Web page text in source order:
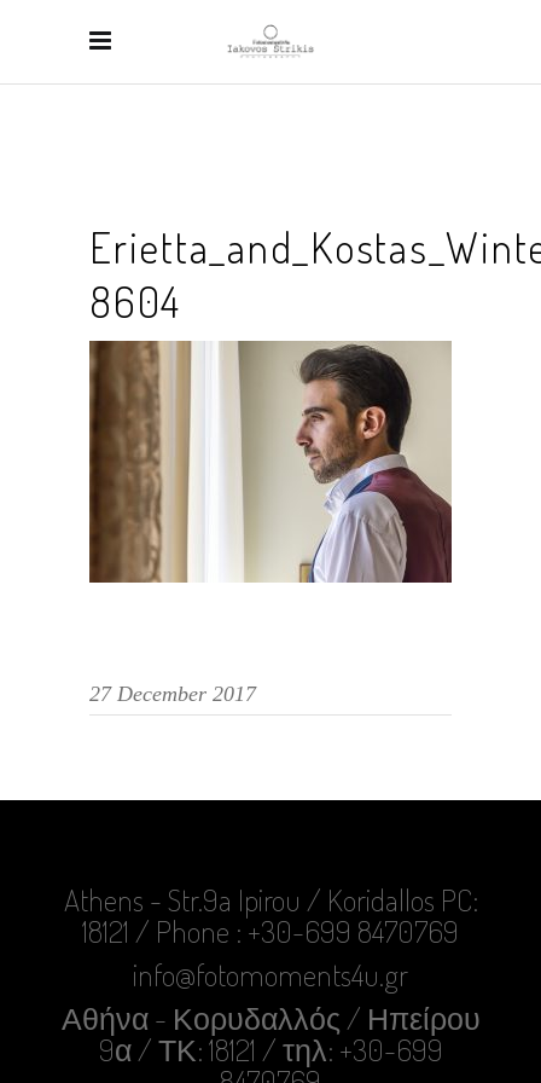
8604
27 December 2017
Athens - Str.9a Ipirou / Koridallos PC:
18121 / Phone : +30-699 8470769
info@fotomoments4u.gr
Αθήνα - Κορυδαλλός / Ηπείρου
9α / ΤΚ: 18121 / τηλ: +30-699